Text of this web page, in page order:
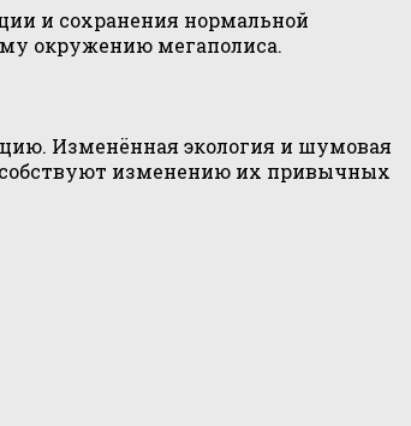
и сохранения нормальной
окружению мегаполиса.
Изменённая экология и шумовая
изменению их привычных